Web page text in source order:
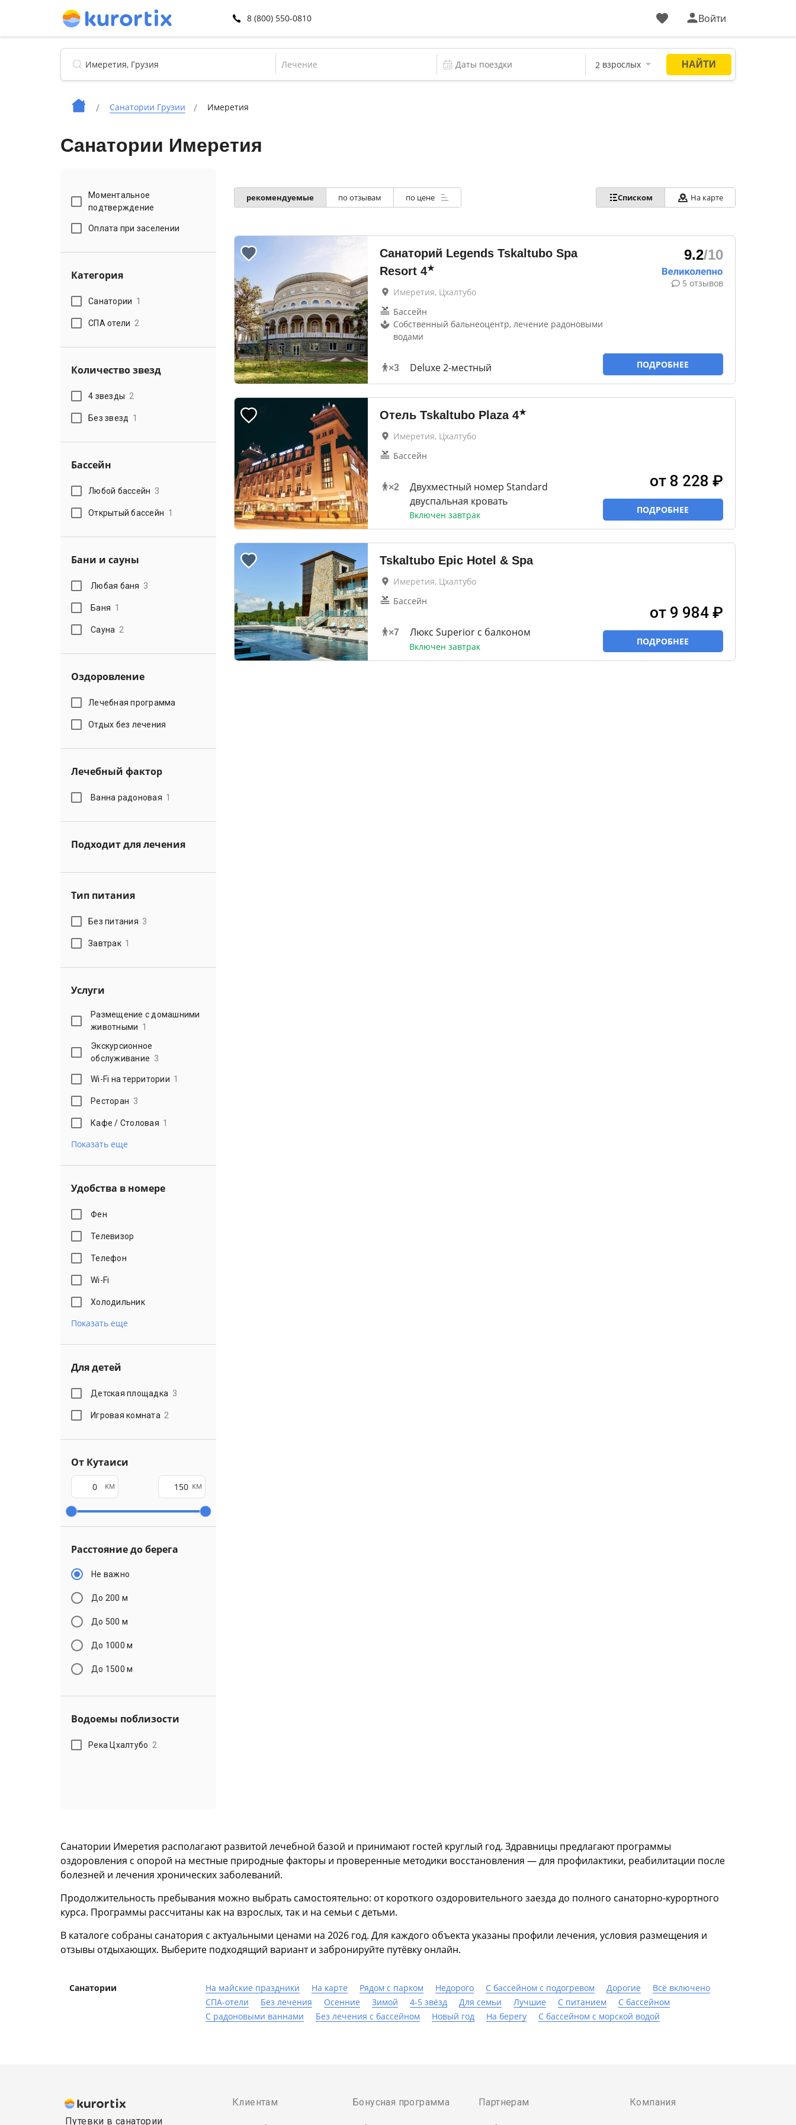
8 (800) 550-0810 Войти
Лечение
Санатории Грузии Имеретия
Санатории Имеретия
Моментальное
подтверждение
Оплата при заселении
Категория
Санатории 1
СПА отели 2
Количество звезд
4 звезды 2
Без звезд 1
Бассейн
Любой бассейн 3
Открытый бассейн 1
Бани и сауны
Любая баня 3
Баня 1
Сауна 2
Оздоровление
Лечебная программа
Отдых без лечения
Лечебный фактор
Ванна радоновая 1
Подходит для лечения
Тип питания
Без питания 3
Завтрак 1
Услуги
Размещение с домашними
животными 1
Экскурсионное
обслуживание 3
Wi-Fi на территории 1
Ресторан 3
Кафе / Столовая 1
Показать еще
Удобства в номере
Фен
Телевизор
Телефон
Wi-Fi
Холодильник
Показать еще
Для детей
Детская площадка 3
Игровая комната 2
От Кутаиси
км км
Расстояние до берега
Не важно
До 200 м
До 500 м
До 1000 м
До 1500 м
Водоемы поблизости
Река Цхалтубо 2
рекомендуемые по отзывам по цене Списком На карте
Санаторий Legends Tskaltubo Spa
Resort 4★
Имеретия, Цхалтубо
Бассейн
Собственный бальнеоцентр, лечение радоновыми
водами
×3 Deluxe 2-местный
9.2/10
5 отзывов
ПОДРОБНЕЕ
Отель Tskaltubo Plaza 4★
Имеретия, Цхалтубо
Бассейн
×2
Двухместный номер Standard
двуспальная кровать
Включен завтрак
от 8 228 ₽
ПОДРОБНЕЕ
Tskaltubo Epic Hotel & Spa
Имеретия, Цхалтубо
Бассейн
×7 Люкс Superior с балконом
Включен завтрак
от 9 984 ₽
ПОДРОБНЕЕ
Санатории Имеретия располагают развитой лечебной базой и принимают гостей круглый год. Здравницы предлагают программы
оздоровления с опорой на местные природные факторы и проверенные методики восстановления — для профилактики, реабилитации после
болезней и лечения хронических заболеваний.
Продолжительность пребывания можно выбрать самостоятельно: от короткого оздоровительного заезда до полного санаторно-курортного
курса. Программы рассчитаны как на взрослых, так и на семьи с детьми.
В каталоге собраны санатория с актуальными ценами на 2026 год. Для каждого объекта указаны профили лечения, условия размещения и
отзывы отдыхающих. Выберите подходящий вариант и забронируйте путёвку онлайн.
Санатории На майские праздники На карте Рядом с парком Недорого С бассейном с подогревом Дорогие
Всё включено
СПА-отели
Без лечения Осенние Зимой 4-5 звёзд Для семьи Лучшие С питанием
C бассейном
С радоновыми ваннами
Без лечения с бассейном Новый год На берегу С бассейном с морской водой
Путевки в санатории
Клиентам Бонусная программа Партнерам Компания